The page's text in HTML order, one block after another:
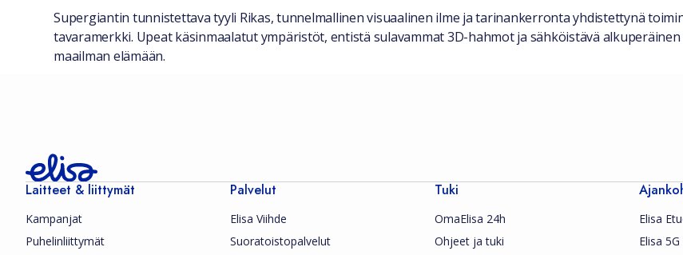
Supergiantin tunnistettava tyyli Rikas, tunnelmallinen visuaalinen ilme ja tarinankerronta yhdistettynä
tavaramerkki. Upeat käsinmaalatut ympäristöt, entistä sulavammat 3D-hahmot ja sähköistävä
maailman elämään.
Laitteet & liittymät
Kampanjat
Puhelinliittymät
Palvelut
Elisa Viihde
Suoratoistopalvelut
Tuki
OmaElisa 24h
Ohjeet ja tuki
Elisa
Elisa 5G